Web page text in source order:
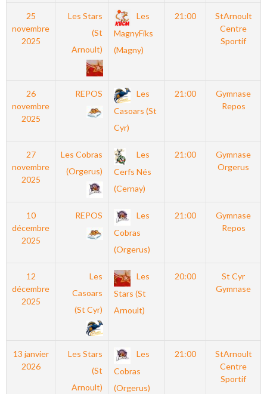
25
novembre
2025
Les Stars
(St
Arnoult)
Les
MagnyFiks
(Magny)
21:00
StArnoult
Centre
Sportif
26
novembre
2025
REPOS
Les
Casoars (St
Cyr)
21:00
Gymnase
Repos
27
novembre
2025
Les Cobras
(Orgerus)
Les
Cerfs Nés
(Cernay)
21:00
Gymnase
Orgerus
10
décembre
2025
REPOS
Les
Cobras
(Orgerus)
21:00
Gymnase
Repos
12
décembre
2025
Les
Casoars
(St Cyr)
Les
Stars (St
Arnoult)
20:00
St Cyr
Gymnase
13 janvier
2026
Les Stars
(St
Arnoult)
Les
Cobras
(Orgerus)
21:00
StArnoult
Centre
Sportif